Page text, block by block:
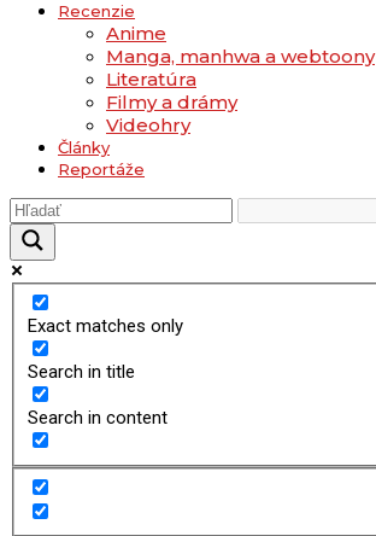
Recenzie
Anime
Manga, manhwa a webtoony
Literatúra
Filmy a drámy
Videohry
Články
Reportáže
Exact matches only
Search in title
Search in content